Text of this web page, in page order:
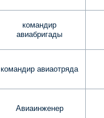
командир
авиабригады
командир авиаотряда
Авиаинженер